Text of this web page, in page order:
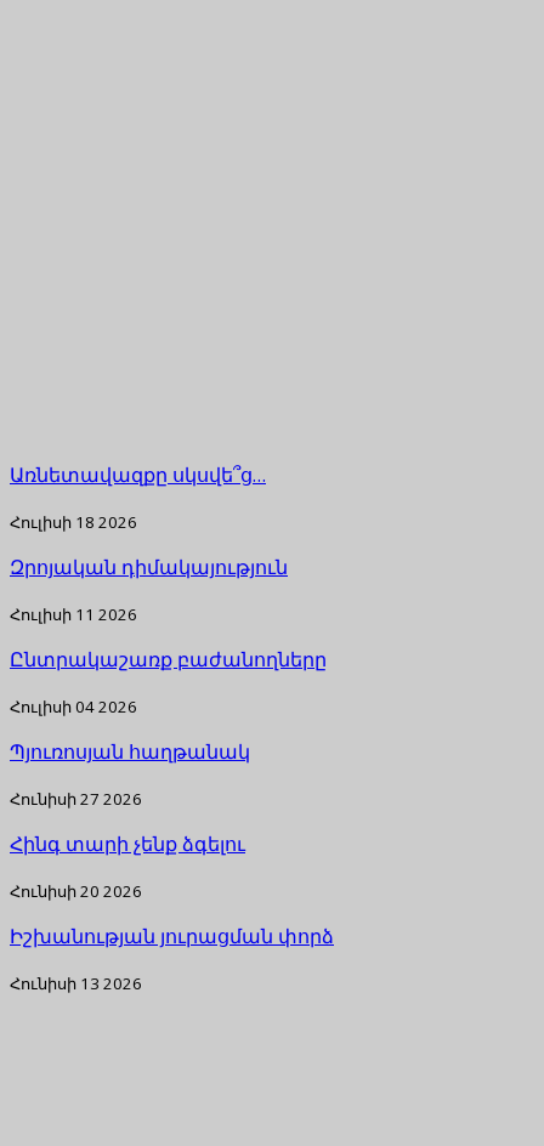
Առնետավազքը սկսվե՞ց…
Հուլիսի 18 2026
Զրոյական դիմակայություն
Հուլիսի 11 2026
Ընտրակաշառք բաժանողները
Հուլիսի 04 2026
Պյուռոսյան հաղթանակ
Հունիսի 27 2026
Հինգ տարի չենք ձգելու
Հունիսի 20 2026
Իշխանության յուրացման փորձ
Հունիսի 13 2026